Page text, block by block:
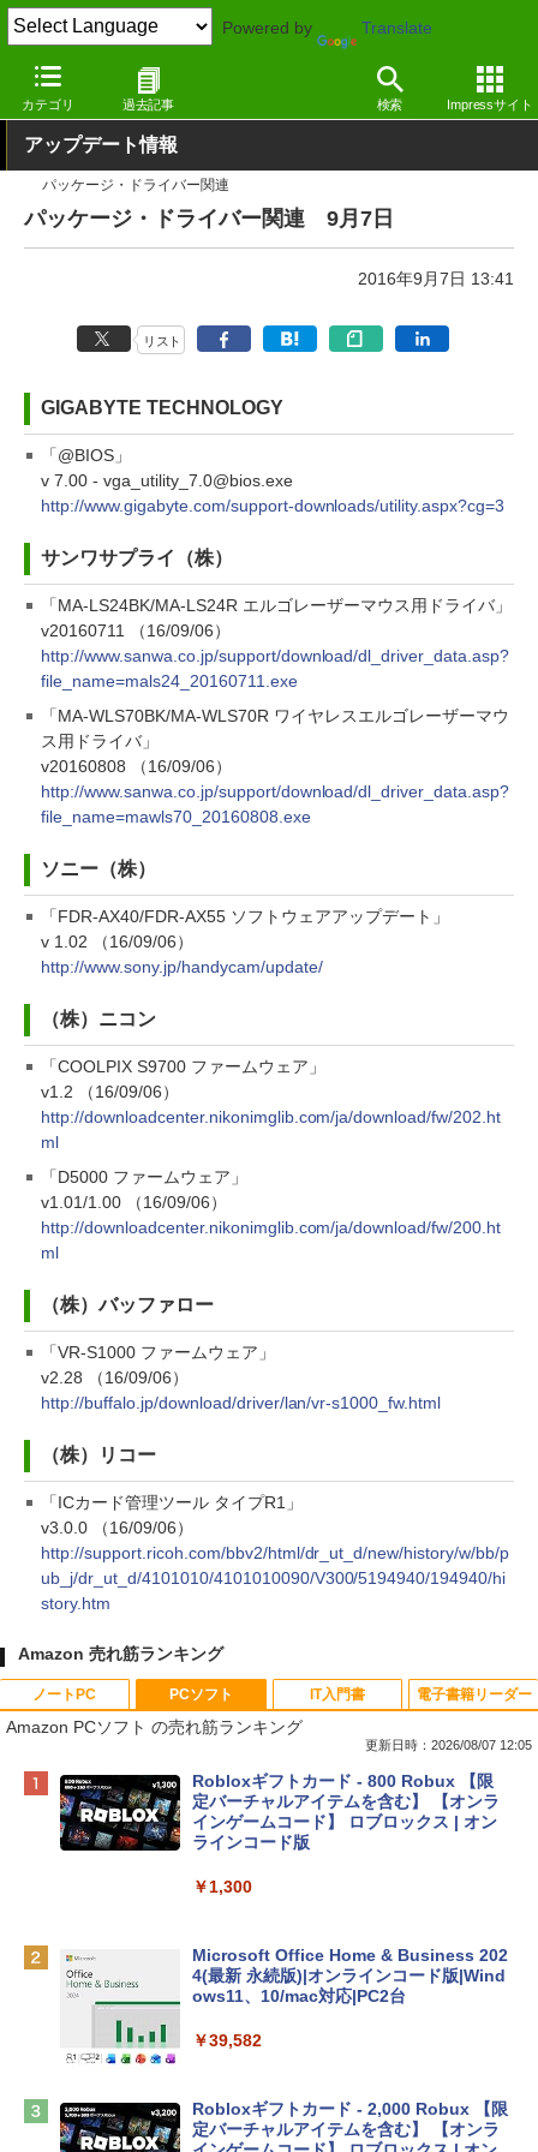
Powered by Translate
カテゴリ 過去記事 検索 Impressサイト
窓の杜 その他の話題 アップデート
アップデート情報
パッケージ・ドライバー関連
パッケージ・ドライバー関連 9月7日
2016年9月7日 13:41
リスト
GIGABYTE TECHNOLOGY
「@BIOS」
v 7.00 - vga_utility_7.0@bios.exe
http://www.gigabyte.com/support-downloads/utility.aspx?cg=3
サンワサプライ（株）
「MA-LS24BK/MA-LS24R エルゴレーザーマウス用ドライバ」
v20160711 （16/09/06）
http://www.sanwa.co.jp/support/download/dl_driver_data.asp?
file_name=mals24_20160711.exe
「MA-WLS70BK/MA-WLS70R ワイヤレスエルゴレーザーマウ
ス用ドライバ」
v20160808 （16/09/06）
http://www.sanwa.co.jp/support/download/dl_driver_data.asp?
file_name=mawls70_20160808.exe
ソニー（株）
「FDR-AX40/FDR-AX55 ソフトウェアアップデート」
v 1.02 （16/09/06）
http://www.sony.jp/handycam/update/
（株）ニコン
「COOLPIX S9700 ファームウェア」
v1.2 （16/09/06）
http://downloadcenter.nikonimglib.com/ja/download/fw/202.ht
ml
「D5000 ファームウェア」
v1.01/1.00 （16/09/06）
http://downloadcenter.nikonimglib.com/ja/download/fw/200.ht
ml
（株）バッファロー
「VR-S1000 ファームウェア」
v2.28 （16/09/06）
http://buffalo.jp/download/driver/lan/vr-s1000_fw.html
（株）リコー
「ICカード管理ツール タイプR1」
v3.0.0 （16/09/06）
http://support.ricoh.com/bbv2/html/dr_ut_d/new/history/w/bb/p
ub_j/dr_ut_d/4101010/4101010090/V300/5194940/194940/hi
story.htm
Amazon 売れ筋ランキング
ノートPC
Apple 2026 MacBook Neo A18 Proチッ
プ搭載13インチノートブック：AIとAppl
e Intelligence、Liquid Retinaディスプ
レイ、8GBメモリ、512GB SSD、1080p
ィゴ + 3年延長 AppleCare+ for 13インチ
￥162,598
ンケース Dell NEC Lavie ASUS HP dyna
￥2,952
PCソフト
Amazon PCソフト の売れ筋ランキング
更新日時：2026/08/07 12:05
Robloxギフトカード - 800 Robux 【限
定バーチャルアイテムを含む】 【オンラ
インゲームコード】 ロブロックス | オン
ラインコード版
￥1,300
Microsoft Office Home & Business 202
4(最新 永続版)|オンラインコード版|Wind
ows11、10/mac対応|PC2台
￥39,582
Robloxギフトカード - 2,000 Robux 【限
定バーチャルアイテムを含む】 【オンラ
IT入門書 電子書籍リーダー